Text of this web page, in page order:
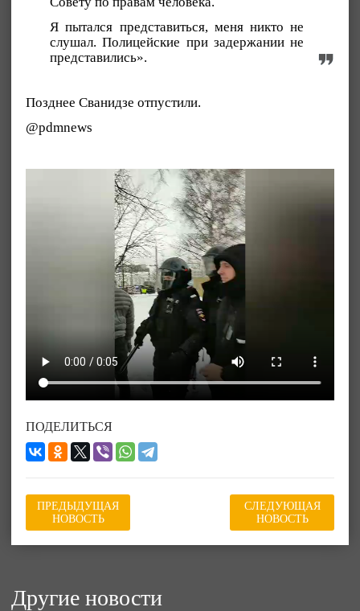
Я пытался представиться, меня никто не
слушал. Полицейские при задержании не
представились».
Позднее Сванидзе отпустили.
@pdmnews
ПОДЕЛИТЬСЯ
ПРЕДЫДУЩАЯ
НОВОСТЬ
СЛЕДУЮЩАЯ
НОВОСТЬ
Другие новости